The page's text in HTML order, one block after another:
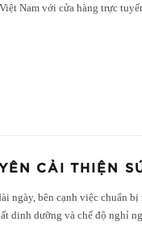
Nam với cửa hàng trực
CẢI THIỆN
ngày, bên cạnh việc chuẩn
dinh dưỡng và chế độ nghỉ